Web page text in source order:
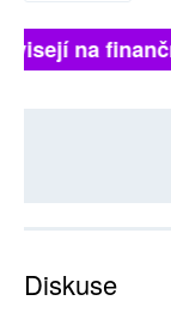
na
Diskuse